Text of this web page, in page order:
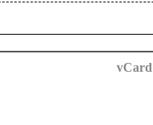
vCard